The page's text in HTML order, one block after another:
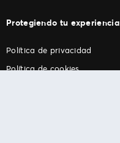
Protegiendo tu experiencia
Política de privacidad
Política de cookies